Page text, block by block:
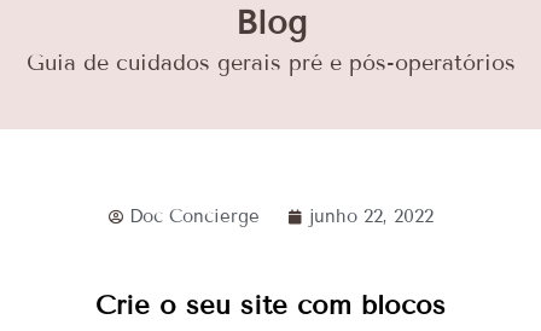
Blog
Guia de cuidados gerais pré e pós-operatórios
Doc Concierge junho 22, 2022
Crie o seu site com blocos